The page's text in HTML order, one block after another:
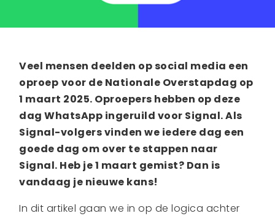
Veel mensen deelden op social media een
oproep voor de Nationale Overstapdag op
1 maart 2025. Oproepers hebben op deze
dagWhatsApp ingeruild voor Signal. Als
Signal-volgers vinden we iedere dag een
goede dag om over te stappen naar
Signal. Heb je 1 maart gemist? Dan is
vandaag je nieuwe kans!
In dit artikel gaan we in op de logica achter